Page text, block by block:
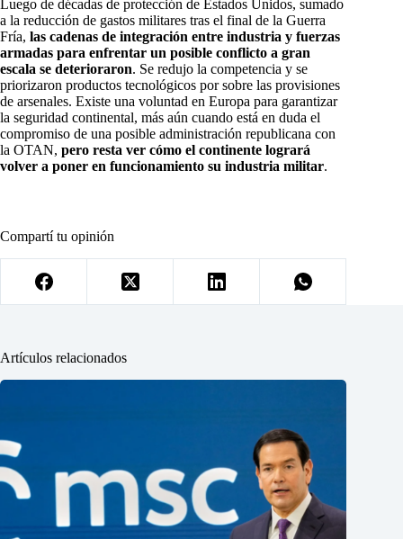
Luego de décadas de protección de Estados Unidos, sumado
a la reducción de gastos militares tras el final de la Guerra
Fría, las cadenas de integración entre industria y fuerzas
armadas para enfrentar un posible conflicto a gran
escala se deterioraron. Se redujo la competencia y se
priorizaron productos tecnológicos por sobre las provisiones
de arsenales. Existe una voluntad en Europa para garantizar
la seguridad continental, más aún cuando está en duda el
compromiso de una posible administración republicana con
la OTAN, pero resta ver cómo el continente logrará
volver a poner en funcionamiento su industria militar.
Compartí tu opinión
Artículos relacionados